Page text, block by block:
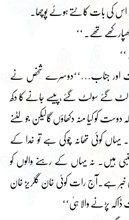
کی بات کاٹتے ہوئے پوچھا۔
تھے۔ ‘‘
اور جناب…‘‘دوسرے شخص نے
لٹ گئے سولٹ گئے ،پیسے جانے کا دکھ
کو کیا منہ دکھاؤں گالیکن جو لٹنے
یہاں کوئی تھانہ چوکی ہے تو خدا کے
اجنبی ہیں۔ نہ یہاں کے رہنے والوں کو
خبر ہے۔آج رات کوئی خان گلریز خان
پڑنے والا ہیْ‘‘